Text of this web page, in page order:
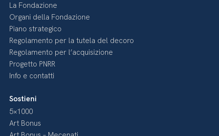
La Fondazione
Organi della Fondazione
Piano strategico
Regolamento per la tutela del decoro
Regolamento per l’acquisizione
Progetto PNRR
Info e contatti
Sostieni
5×1000
Art Bonus